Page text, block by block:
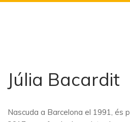
Júlia Bacardit
Nascuda a Barcelona el 1991, és